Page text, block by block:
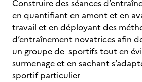
Construire des séances
en quantifiant en amont et en
travail et en déployant des
d’entraînement novatrices afin
un groupe de sportifs tout en
surmenage et en sachant
sportif particulier